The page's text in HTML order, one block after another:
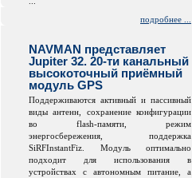
подробнее ...
NAVMAN представляет
Jupiter 32. 20-ти канальный
высокоточный приёмный
модуль GPS
Поддерживаются активный и пассивный
виды антенн, сохранение конфигурации
во flash-памяти, режим
энергосбережения, поддержка
SiRFInstantFiz. Модуль оптимально
подходит для использования в
устройствах с автономным питание, а